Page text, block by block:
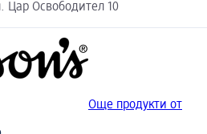
Цар Освободител 10
Още продукти от